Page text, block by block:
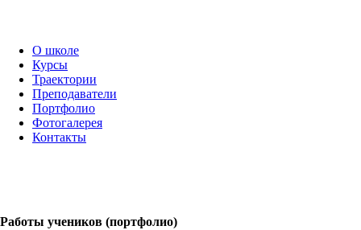
О школе
Курсы
Траектории
Преподаватели
Портфолио
Фотогалерея
Контакты
Работы учеников (портфолио)